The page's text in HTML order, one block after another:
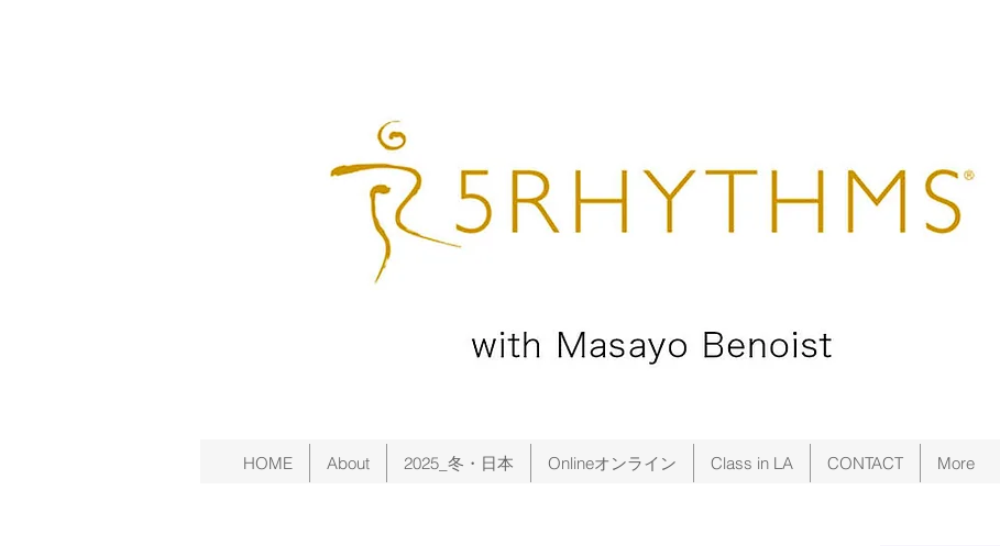
HOME About 2025_冬・日本 Onlineオンライン Class in LA CONTACT More